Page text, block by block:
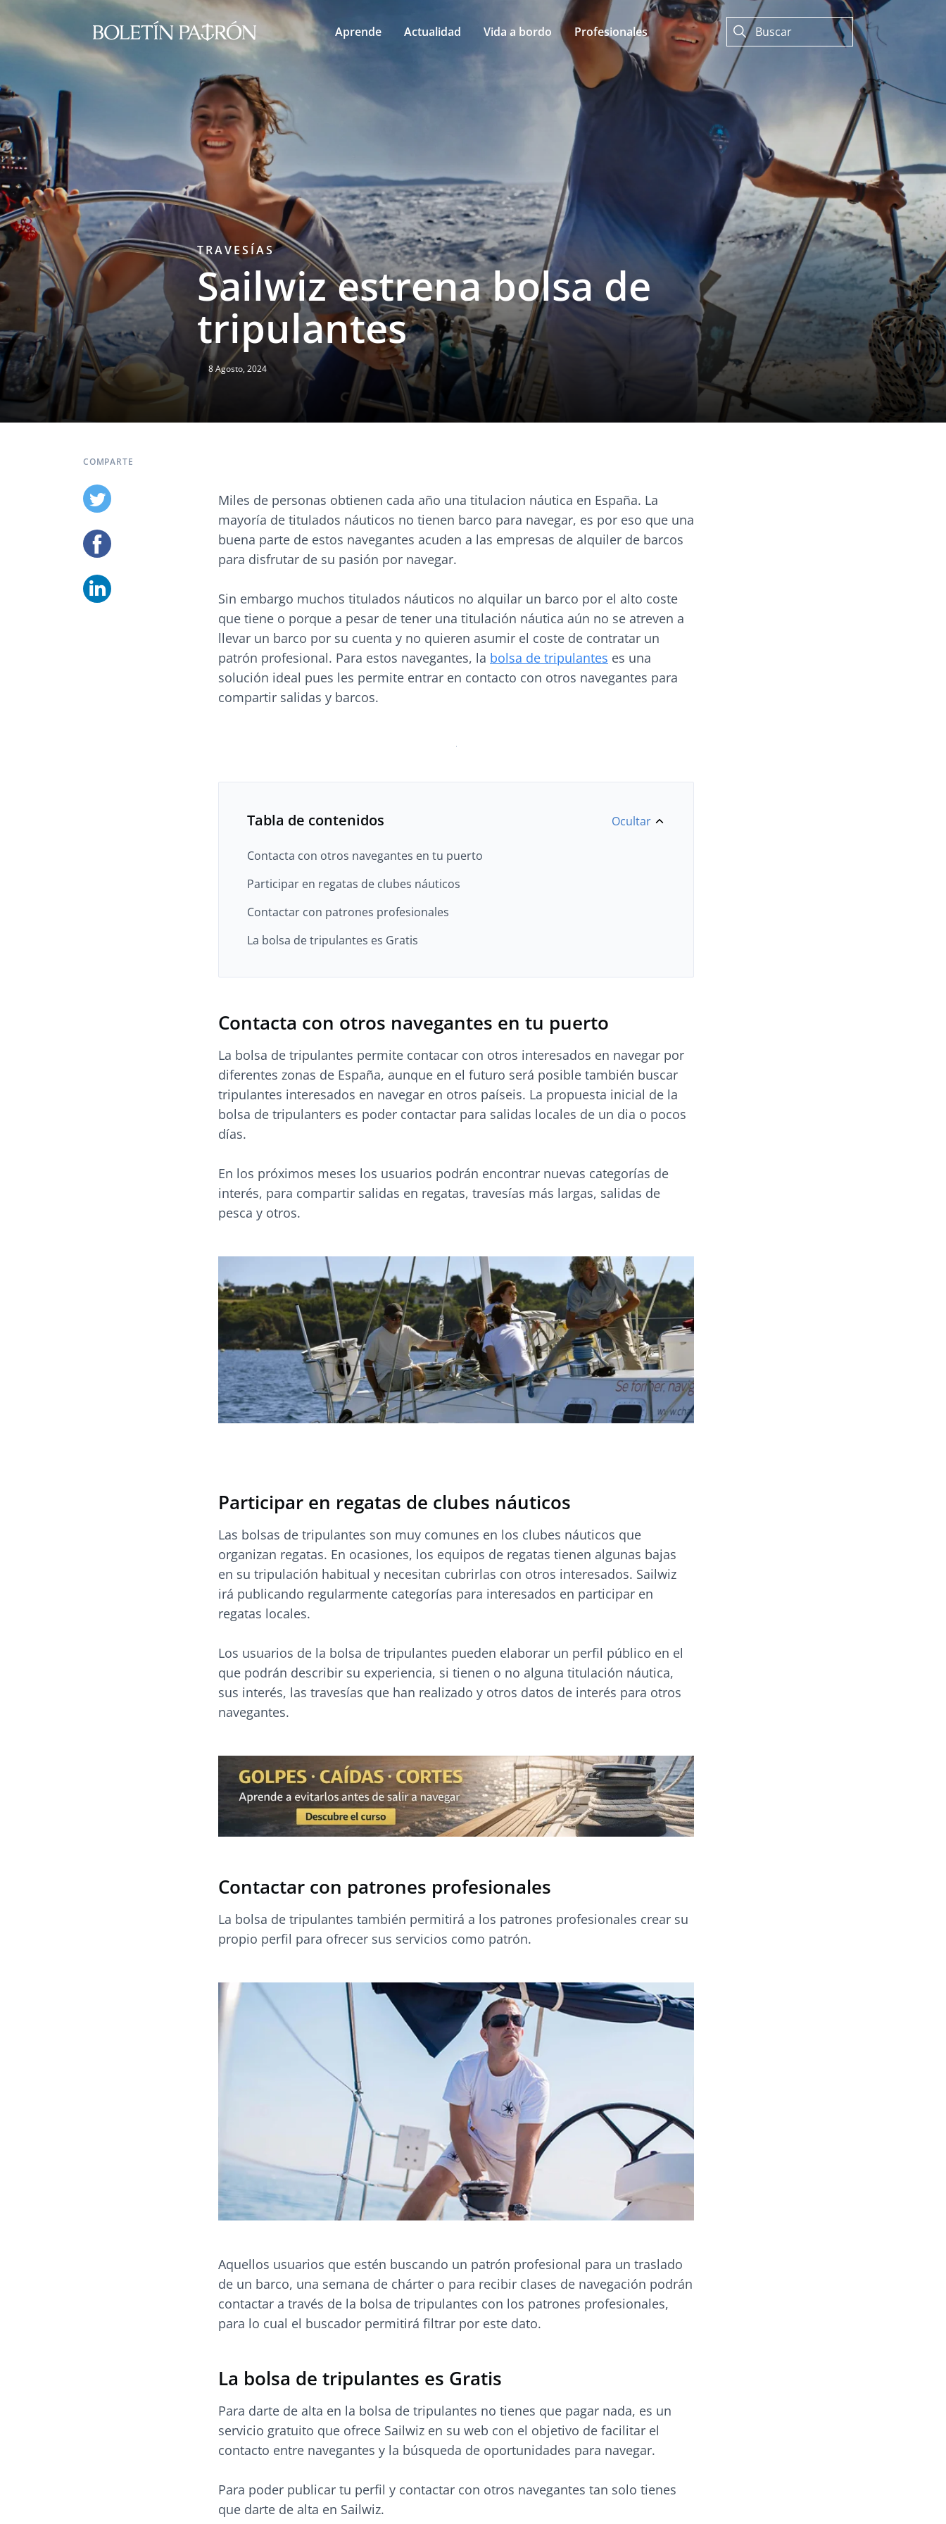
Aprende Actualidad Vida a bordo Profesionales
TRAVESÍAS
Sailwiz estrena bolsa de
tripulantes
8 Agosto, 2024
COMPARTE
Miles de personas obtienen cada año una titulacion náutica en España. La
mayoría de titulados náuticos no tienen barco para navegar, es por eso que una
buena parte de estos navegantes acuden a las empresas de alquiler de barcos
para disfrutar de su pasión por navegar.
Sin embargo muchos titulados náuticos no alquilar un barco por el alto coste
que tiene o porque a pesar de tener una titulación náutica aún no se atreven a
llevar un barco por su cuenta y no quieren asumir el coste de contratar un
patrón profesional. Para estos navegantes, la bolsa de tripulantes es una
solución ideal pues les permite entrar en contacto con otros navegantes para
compartir salidas y barcos.
Tabla de contenidos Ocultar
Contacta con otros navegantes en tu puerto
Participar en regatas de clubes náuticos
Contactar con patrones profesionales
La bolsa de tripulantes es Gratis
Contacta con otros navegantes en tu puerto
La bolsa de tripulantes permite contacar con otros interesados en navegar por
diferentes zonas de España, aunque en el futuro será posible también buscar
tripulantes interesados en navegar en otros paíseis. La propuesta inicial de la
bolsa de tripulanters es poder contactar para salidas locales de un dia o pocos
días.
En los próximos meses los usuarios podrán encontrar nuevas categorías de
interés, para compartir salidas en regatas, travesías más largas, salidas de
pesca y otros.
Participar en regatas de clubes náuticos
Las bolsas de tripulantes son muy comunes en los clubes náuticos que
organizan regatas. En ocasiones, los equipos de regatas tienen algunas bajas
en su tripulación habitual y necesitan cubrirlas con otros interesados. Sailwiz
irá publicando regularmente categorías para interesados en participar en
regatas locales.
Los usuarios de la bolsa de tripulantes pueden elaborar un perfil público en el
que podrán describir su experiencia, si tienen o no alguna titulación náutica,
sus interés, las travesías que han realizado y otros datos de interés para otros
navegantes.
Contactar con patrones profesionales
La bolsa de tripulantes también permitirá a los patrones profesionales crear su
propio perfil para ofrecer sus servicios como patrón.
Aquellos usuarios que estén buscando un patrón profesional para un traslado
de un barco, una semana de chárter o para recibir clases de navegación podrán
contactar a través de la bolsa de tripulantes con los patrones profesionales,
para lo cual el buscador permitirá filtrar por este dato.
La bolsa de tripulantes es Gratis
Para darte de alta en la bolsa de tripulantes no tienes que pagar nada, es un
servicio gratuito que ofrece Sailwiz en su web con el objetivo de facilitar el
contacto entre navegantes y la búsqueda de oportunidades para navegar.
Para poder publicar tu perfil y contactar con otros navegantes tan solo tienes
que darte de alta en Sailwiz.